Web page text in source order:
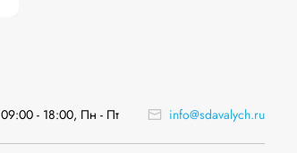
09:00 - 18:00, Пн - Пт info@sdavalych.ru